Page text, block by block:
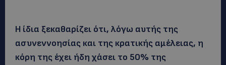
Η ίδια ξεκαθαρίζει ότι, λόγω αυτής της
ασυνεννοησίας και της κρατικής αμέλειας, η
κόρη της έχει ήδη χάσει το 50% της